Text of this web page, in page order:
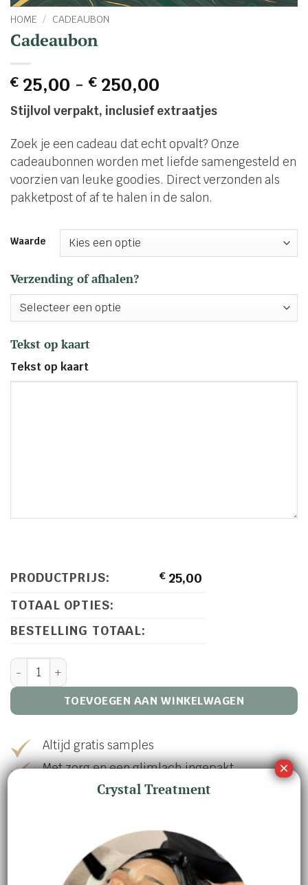
HOME / CADEAUBON
Cadeaubon
€25,00 - €250,00
€ 25,00
tot
€ 250,00
Stijlvol verpakt, inclusief extraatjes
Zoek je een cadeau dat echt opvalt? Onze
cadeaubonnen worden met liefde samengesteld en
voorzien van leuke goodies. Direct verzonden als
pakketpost of af te halen in de salon.
Waarde
Verzending of afhalen?
Tekst op kaart
Tekst op kaart
PRODUCTPRIJS: €25,00
TOTAAL OPTIES:
BESTELLING TOTAAL:
Cadeaubon aantal
TOEVOEGEN AAN WINKELWAGEN
Altijd gratis samples
Met zorg en een glimlach ingepakt
Wij geven u graag persoonlijk advies
Cadeaubon
Crystal Treatment